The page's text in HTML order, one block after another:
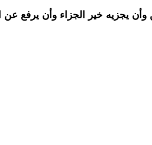
وأن يجزيه خير الجزاء وأن يرفع عن